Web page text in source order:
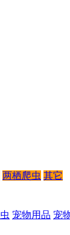
两栖爬虫 其它
宠物用品 宠